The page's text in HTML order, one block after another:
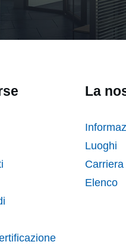
La
Luoghi
Carriera
Elenco